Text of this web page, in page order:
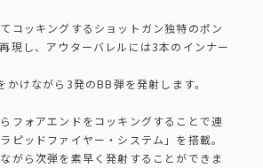
コッキングするショットガン独特のポン
現し、アウターバレルには3本のインナー
かけながら3発のBB弾を発射します。
フォアエンドをコッキングすることで連
ピッドファイヤー・システム」を搭載。
がら次弾を素早く発射することができま